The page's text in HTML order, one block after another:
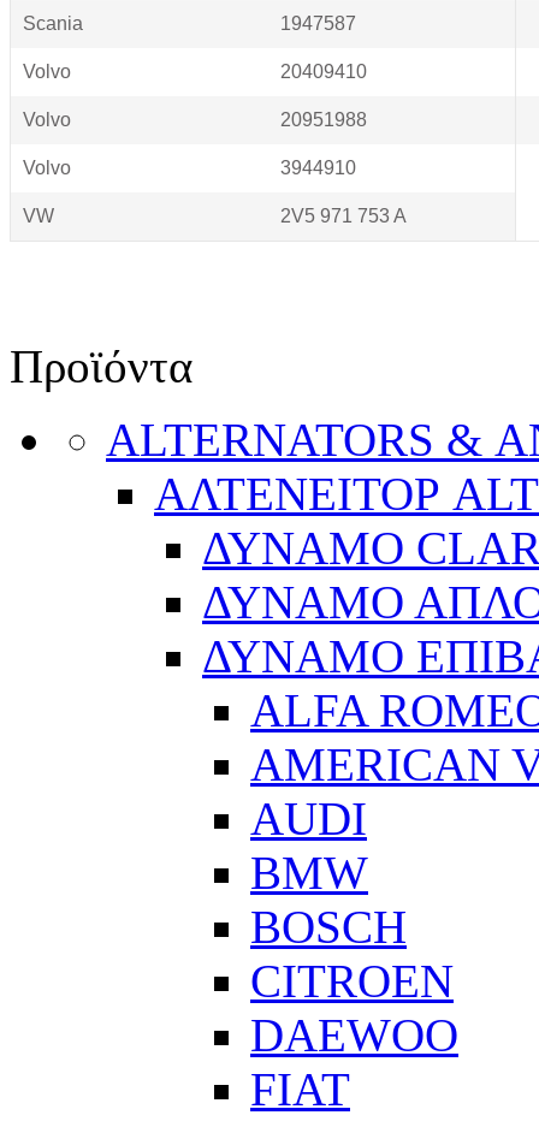
Scania 1947587
Volvo 20409410
Volvo 20951988
Volvo 3944910
VW 2V5 971 753 A
Προϊόντα
ALTERNATORS &
ΑΛΤΕΝΕΙΤΟΡ
ΔΥΝΑΜΟ
ΔΥΝΑΜΟ
ΔΥΝΑΜΟ
ALFA
AMERICAN
AUDI
BMW
BOSCH
CITROEN
DAEWOO
FIAT